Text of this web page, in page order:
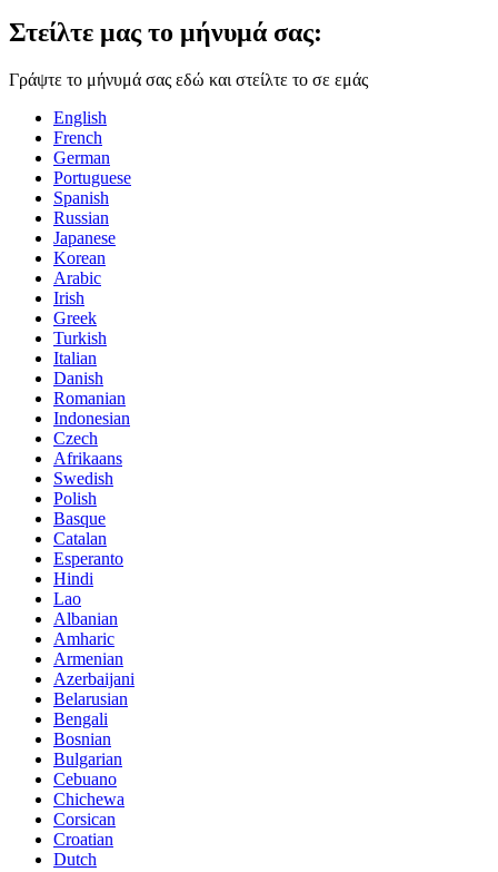
Στείλτε μας το μήνυμά σας:
Γράψτε το μήνυμά σας εδώ και στείλτε το σε εμάς
English
French
German
Portuguese
Spanish
Russian
Japanese
Korean
Arabic
Irish
Greek
Turkish
Italian
Danish
Romanian
Indonesian
Czech
Afrikaans
Swedish
Polish
Basque
Catalan
Esperanto
Hindi
Lao
Albanian
Amharic
Armenian
Azerbaijani
Belarusian
Bengali
Bosnian
Bulgarian
Cebuano
Chichewa
Corsican
Croatian
Dutch